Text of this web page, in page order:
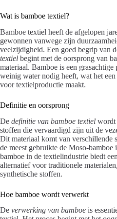
Wat is bamboe textiel?
Bamboe textiel heeft de afgelopen
gewonnen vanwege zijn
veelzijdigheid. Een goed begrip van
textiel begint met de oorsprong van
materiaal. Bamboe is een grasachtige
weinig water nodig heeft, wat het
voor textielproductie maakt.
Definitie en oorsprong
De definitie van bamboe textiel wordt
stoffen die vervaardigd zijn uit de
Dit materiaal komt van verschillende
de meest gebruikte de Moso-bamboe
bamboe in de textielindustrie biedt
alternatief voor traditionele
synthetische stoffen.
Hoe bamboe wordt verwerkt
De verwerking van bamboe is